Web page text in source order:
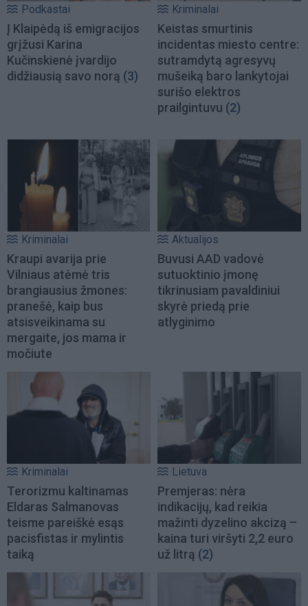
Podkastai
Į Klaipėdą iš emigracijos
grįžusi Karina
Kučinskienė įvardijo
didžiausią savo norą (3)
Kriminalai
Keistas smurtinis
incidentas miesto centre:
sutramdytą agresyvų
mušeiką baro lankytojai
surišo elektros
prailgintuvu (2)
Kriminalai
Kraupi avarija prie
Vilniaus atėmė tris
brangiausius žmones:
pranešė, kaip bus
atsisveikinama su
mergaite, jos mama ir
močiute
Aktualijos
Buvusi AAD vadovė
sutuoktinio įmonę
tikrinusiam pavaldiniui
skyrė priedą prie
atlyginimo
Kriminalai
Terorizmu kaltinamas
Eldaras Salmanovas
teisme pareiškė esąs
pacisfistas ir mylintis
taiką
Lietuva
Premjeras: nėra
indikacijų, kad reikia
mažinti dyzelino akcizą –
kaina turi viršyti 2,2 euro
už litrą (2)